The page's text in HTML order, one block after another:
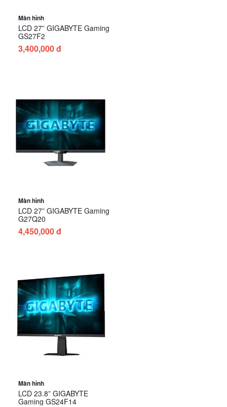
Màn hình
LCD 27” GIGABYTE Gaming
GS27F2
3,400,000 đ
Màn hình
LCD 27” GIGABYTE Gaming
G27Q20
4,450,000 đ
Màn hình
LCD 23.8” GIGABYTE
Gaming GS24F14